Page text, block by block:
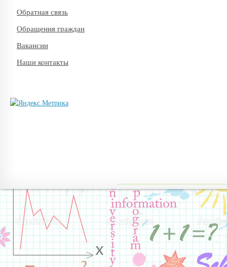
Обратная связь
Обращения граждан
Вакансии
Наши контакты